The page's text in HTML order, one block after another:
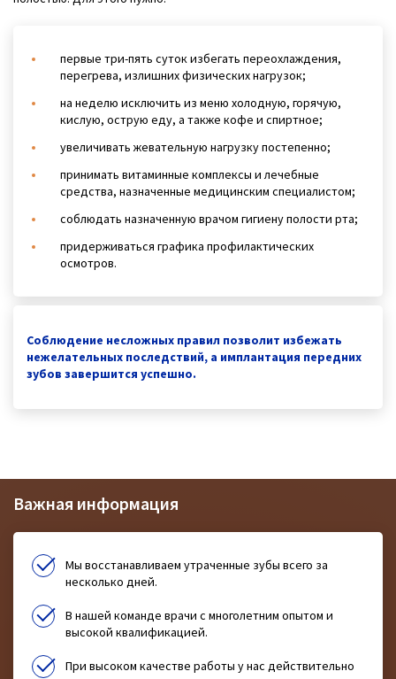
первые три-пять суток избегать переохлаждения,
перегрева, излишних физических нагрузок;
на неделю исключить из меню холодную, горячую,
кислую, острую еду, а также кофе и спиртное;
увеличивать жевательную нагрузку постепенно;
принимать витаминные комплексы и лечебные
средства, назначенные медицинским специалистом;
соблюдать назначенную врачом гигиену полости рта;
придерживаться графика профилактических
осмотров.
Соблюдение несложных правил позволит избежать
нежелательных последствий, а имплантация передних
зубов завершится успешно.
Важная информация
Мы восстанавливаем утраченные зубы всего за
несколько дней.
В нашей команде врачи с многолетним опытом и
высокой квалификацией.
При высоком качестве работы у нас действительно